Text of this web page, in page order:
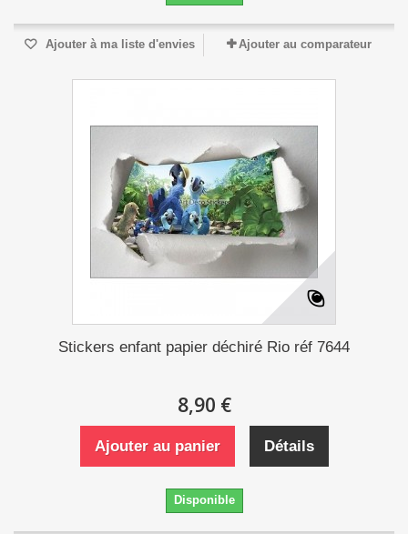
Ajouter à ma liste d'envies Ajouter au comparateur
Stickers enfant papier déchiré Rio réf 7644
8,90 €
Ajouter au panier Détails
Disponible